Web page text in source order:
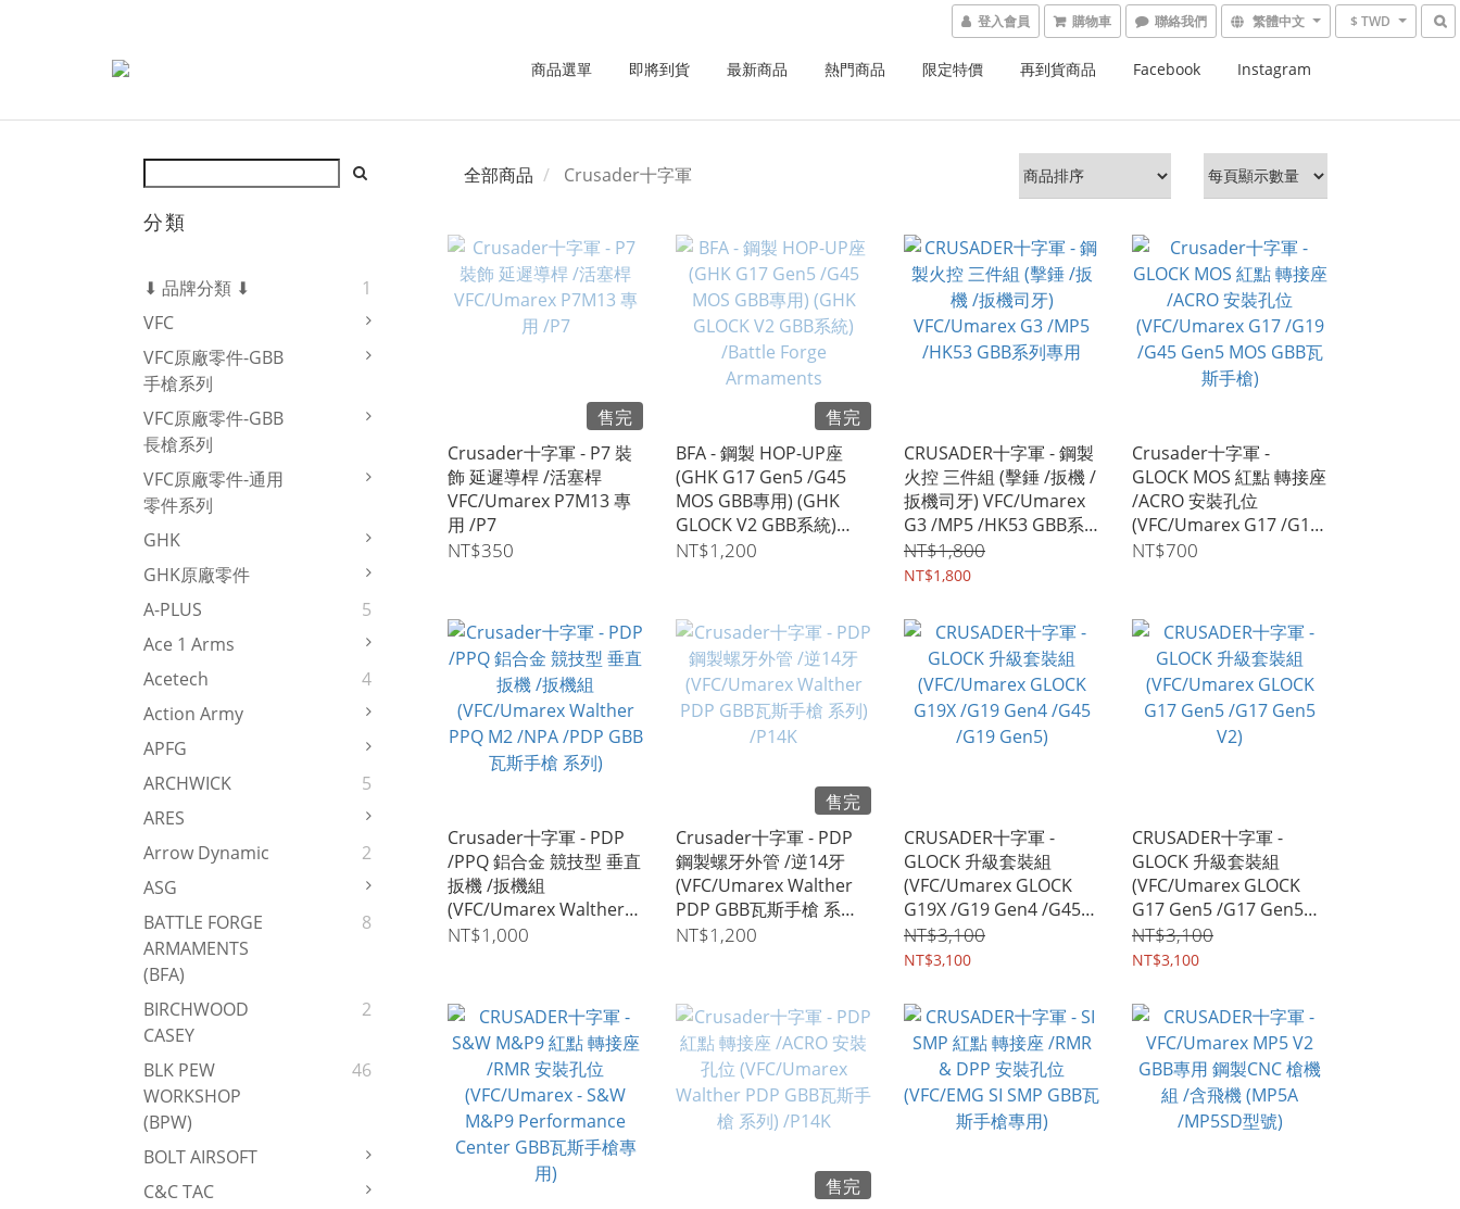
登入會員 購物車 繁體中文 $ TWD
商品選單 即將到貨 最新商品 熱門商品 限定特價 再到貨商品 Facebook Instagram
分類
⬇ 品牌分類 ⬇
1
VFC
VFC原廠零件-GBB
手槍系列
VFC原廠零件-GBB
長槍系列
VFC原廠零件-通用
零件系列
GHK
GHK原廠零件
A-PLUS
5
Ace 1 Arms
Acetech
4
Action Army
APFG
ARCHWICK
5
ARES
Arrow Dynamic
2
ASG
BATTLE FORGE
ARMAMENTS
(BFA)
8
BIRCHWOOD
CASEY
2
BLK PEW
WORKSHOP
(BPW)
46
BOLT AIRSOFT
C&C TAC
全部商品 Crusader十字軍
售完
Crusader十字軍 - P7 裝
飾 延遲導桿 /活塞桿
VFC/Umarex P7M13 專
用 /P7
NT$350
售完
BFA - 鋼製 HOP-UP座
(GHK G17 Gen5 /G45
MOS GBB專用) (GHK
GLOCK V2 GBB系統)
/Battle Forge
NT$1,200
CRUSADER十字軍 - 鋼製
火控 三件組 (擊錘 /扳機 /
扳機司牙) VFC/Umarex
G3 /MP5 /HK53 GBB系
列專用
NT$1,800
NT$1,800
Crusader十字軍 -
GLOCK MOS 紅點 轉接座
/ACRO 安裝孔位
(VFC/Umarex G17 /G19
/G45 Gen5 MOS GBB瓦
NT$700
Crusader十字軍 - PDP
/PPQ 鋁合金 競技型 垂直
扳機 /扳機組
(VFC/Umarex Walther
PPQ M2 /NPA /PDP GBB
NT$1,000
售完
Crusader十字軍 - PDP
鋼製螺牙外管 /逆14牙
(VFC/Umarex Walther
PDP GBB瓦斯手槍 系列)
/P14K
NT$1,200
CRUSADER十字軍 -
GLOCK 升級套裝組
(VFC/Umarex GLOCK
G19X /G19 Gen4 /G45
/G19 Gen5)
NT$3,100
NT$3,100
CRUSADER十字軍 -
GLOCK 升級套裝組
(VFC/Umarex GLOCK
G17 Gen5 /G17 Gen5
V2)
NT$3,100
NT$3,100
售完